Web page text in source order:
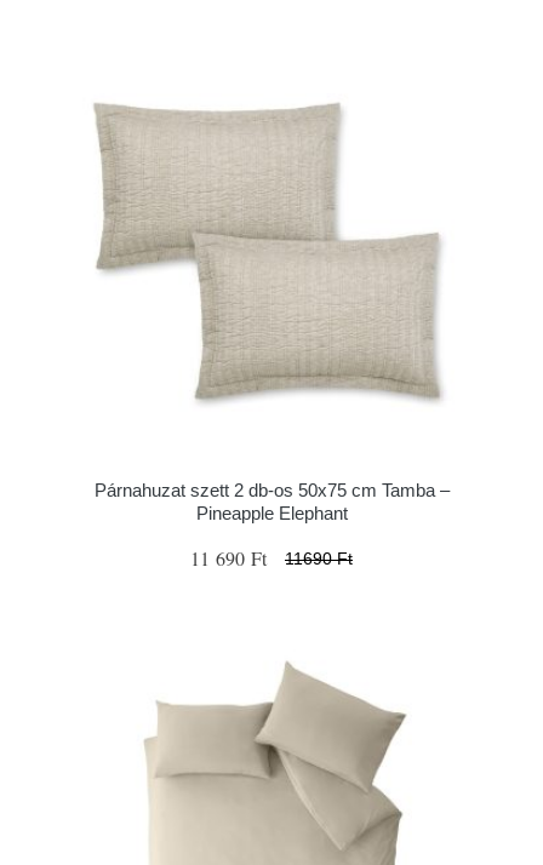
Párnahuzat szett 2 db-os 50x75 cm Tamba –
Pineapple Elephant
11 690 Ft 11690 Ft